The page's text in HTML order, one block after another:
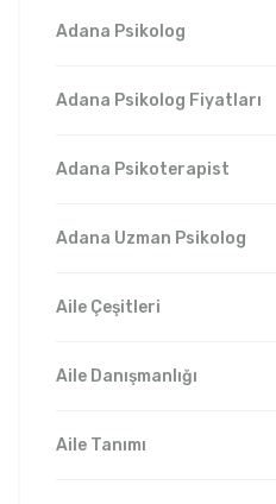
Adana Psikolog
Adana Psikolog Fiyatları
Adana Psikoterapist
Adana Uzman Psikolog
Aile Çeşitleri
Aile Danışmanlığı
Aile Tanımı